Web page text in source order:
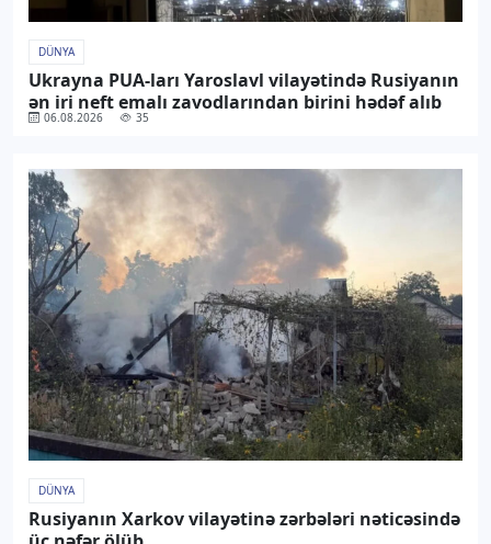
DÜNYA
Ukrayna PUA-ları Yaroslavl vilayətində Rusiyanın
ən iri neft emalı zavodlarından birini hədəf alıb
06.08.2026 35
DÜNYA
Rusiyanın Xarkov vilayətinə zərbələri nəticəsində